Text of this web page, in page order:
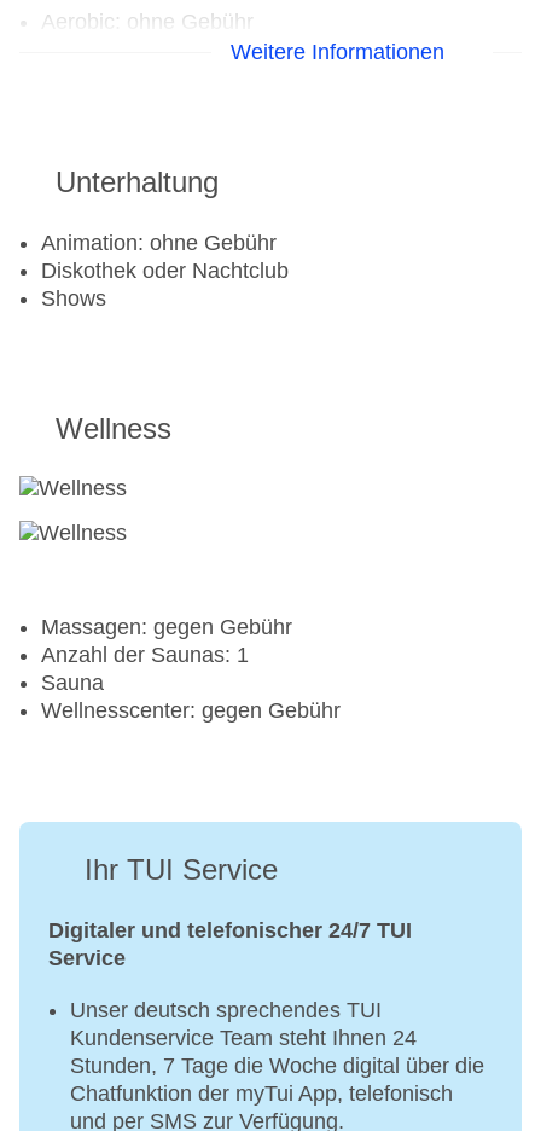
Aerobic: ohne Gebühr
Fitnessraum: ohne GebührWeitere Informationen
Unterhaltung
Animation: ohne Gebühr
Diskothek oder Nachtclub
Shows
Wellness
Massagen: gegen Gebühr
Anzahl der Saunas: 1
Sauna
Wellnesscenter: gegen Gebühr
Ihr TUI Service
Digitaler und telefonischer 24/7 TUI
Service
Unser deutsch sprechendes TUI
Kundenservice Team steht Ihnen 24
Stunden, 7 Tage die Woche digital über die
Chatfunktion der myTui App, telefonisch
und per SMS zur Verfügung.